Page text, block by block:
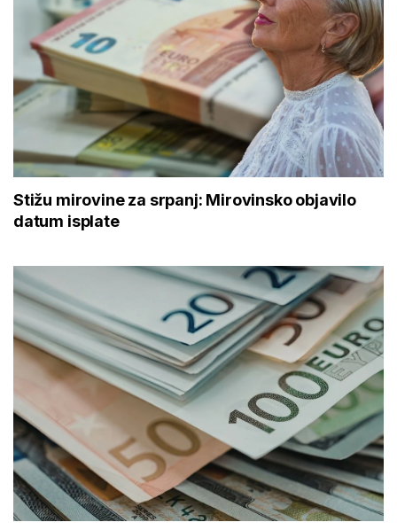
Stižu mirovine za srpanj: Mirovinsko objavilo
datum isplate